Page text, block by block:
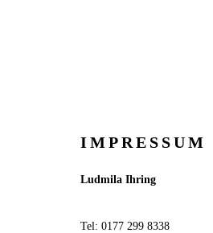
IMPRESSUM
Ludmila Ihring
Tel: 0177 299 8338